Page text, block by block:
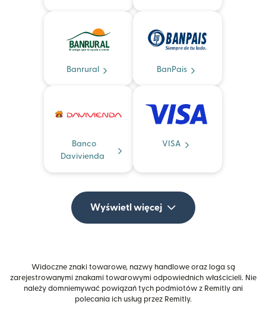
Banrural BanPais
Banco
Davivienda
VISA
Wyświetl więcej
Widoczne znaki towarowe, nazwy handlowe oraz loga są
zarejestrowanymi znakami towarowymi odpowiednich właścicieli. Nie
należy domniemywać powiązań tych podmiotów z Remitly ani
polecania ich usług przez Remitly.